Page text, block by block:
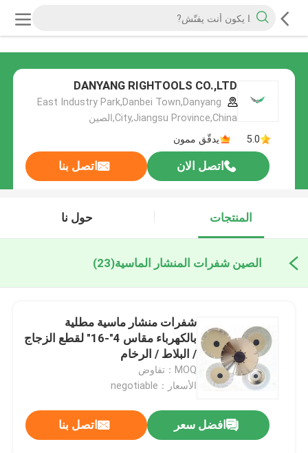
DANYANG RIGHTOOLS CO.,LTD
East Industry Park,Danbei Town,Danyang
City,Jiangsu Province,China,الصين
5.0
يدقّق ممون
اتصل الان اتصل بنا
المنتجات حول نا
الصين شفرات المنشار الماسية(23)
شفرات منشار ماسية مطلية
بالكهرباء مقاس 4"-16" لقطع الزجاج
/ البلاط / الرخام
MOQ：تفاوض
الأسعار：negotiable
افضل سعر اتصل بنا